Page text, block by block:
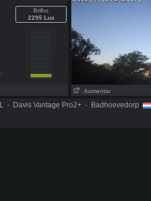
Brilho
2295 Lux
Aumentar
- Davis Vantage Pro2+ - Badhoevedorp